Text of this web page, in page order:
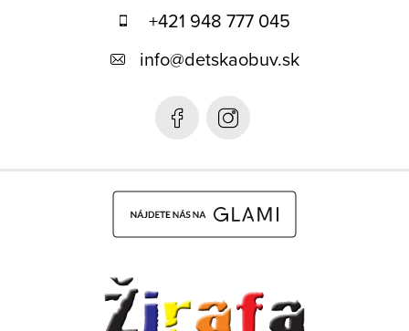
+421 948 777 045
info@detskaobuv.sk